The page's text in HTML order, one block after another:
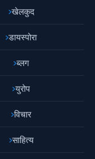
खेलकुद
डायस्पोरा
ब्लग
युरोप
विचार
साहित्य